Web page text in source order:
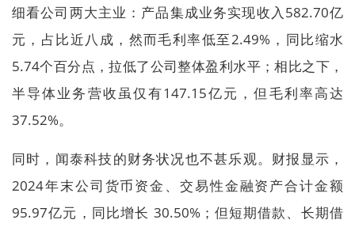
细看公司两大主业：产品集成业务实现收入582.70亿
元，占比近八成，然而毛利率低至2.49%，同比缩水
5.74个百分点，拉低了公司整体盈利水平；相比之下，
半导体业务营收虽仅有147.15亿元，但毛利率高达
37.52%。
同时，闻泰科技的财务状况也不甚乐观。财报显示，
2024年末公司货币资金、交易性金融资产合计金额
95.97亿元，同比增长 30.50%；但短期借款、长期借